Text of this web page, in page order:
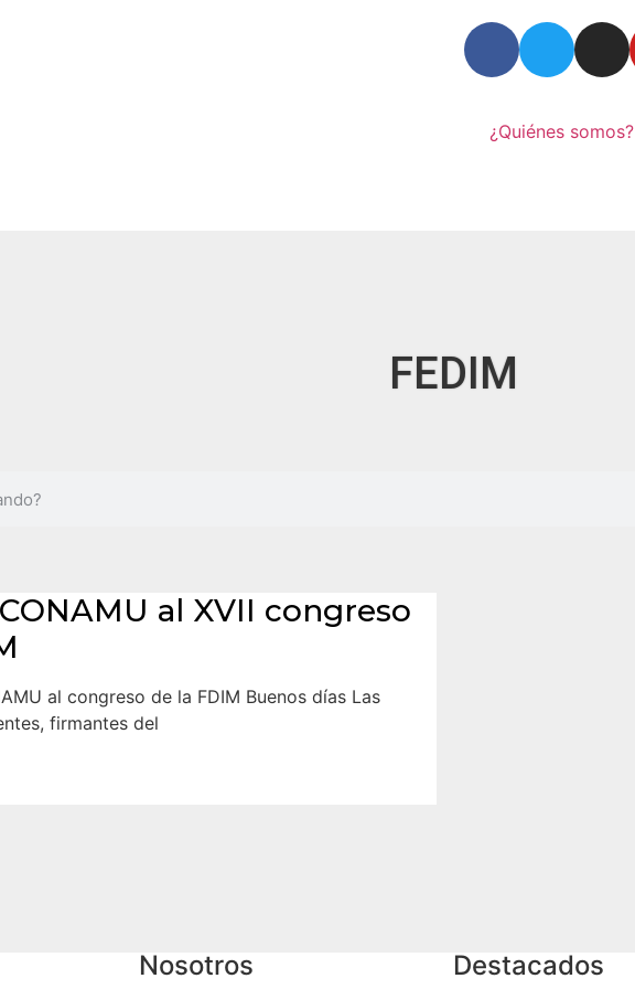
¿Quiénes somos?
FEDIM
al XVII congreso
al congreso de la FDIM Buenos días Las
firmantes del
Nosotros Destacados